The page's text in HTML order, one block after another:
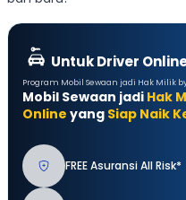
Untuk Driver
Program Mobil Sewaan jadi Hak Milik
Mobil Sewaan jadi Hak
Online yang Siap Naik
FREE Asuransi All Risk*